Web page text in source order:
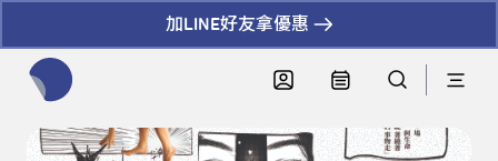
加LINE好友拿優惠